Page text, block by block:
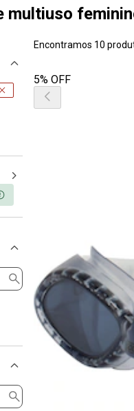
multiuso
Encontramos 10
5% OFF